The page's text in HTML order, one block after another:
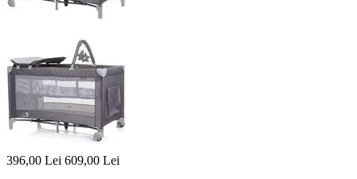
396,00 Lei 609,00 Lei